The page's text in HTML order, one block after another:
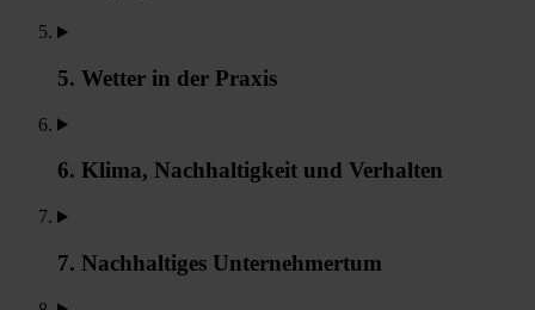
5. Wetter in der Praxis
6. Klima, Nachhaltigkeit und Verhalten
7. Nachhaltiges Unternehmertum